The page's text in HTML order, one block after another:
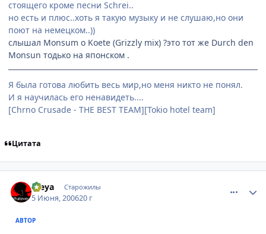
стоящего кроме песни Schrei..
но есть и плюс..хоть я такую музыку и не слушаю,но они
поют на немецком..))
слышал Monsum o Koete (Grizzly mix) ?это тот же Durch den
Monsun тодько на японском .
Я была готова любить весь мир,но меня никто не понял.
И я научилась его ненавидеть....
[Chrno Crusade - THE BEST TEAM][Tokio hotel team]
Цитата
Freya Старожилы
5 Июня, 200620 г
АВТОР